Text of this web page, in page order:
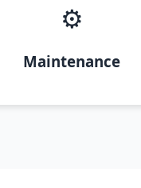
⚙️
Maintenance